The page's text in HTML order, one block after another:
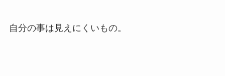
自分の事は見えにくいもの。